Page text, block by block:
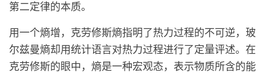
第二定律的本质。
用一个熵增，克劳修斯熵指明了热力过程的不可逆，玻
尔兹曼熵却用统计语言对热力过程进行了定量评述。在
克劳修斯的眼中，熵是一种宏观态，表示物质所含的能